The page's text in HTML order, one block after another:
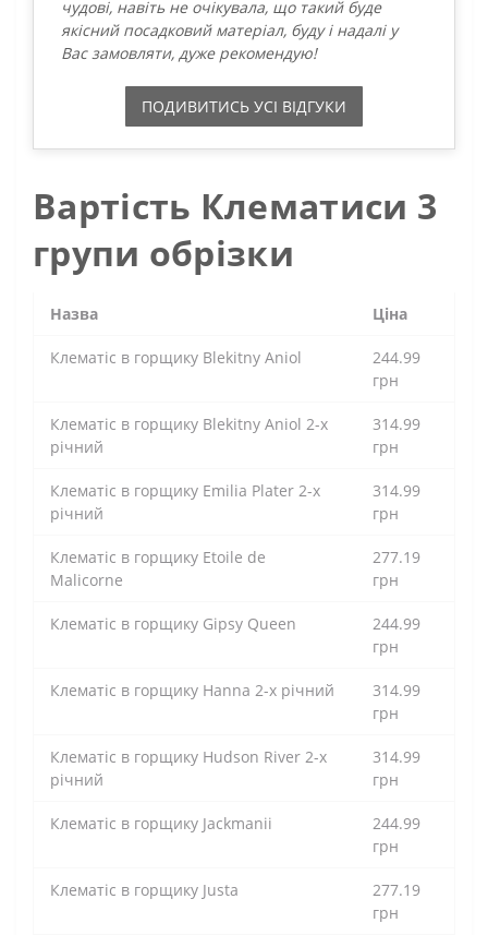
чудові, навіть не очікувала, що такий буде
якісний посадковий матеріал, буду і надалі у
Вас замовляти, дуже рекомендую!
ПОДИВИТИСЬ УСI ВIДГУКИ
Вартість Клематиси 3
групи обрізки
Назва Ціна
Клематіс в горщику Blekitny Aniol
244.99
грн
Клематіс в горщику Blekitny Aniol 2-х
річний
314.99
грн
Клематіс в горщику Emilia Plater 2-х
річний
314.99
грн
Клематіс в горщику Etoile de
Malicorne
277.19
грн
Клематіс в горщику Gipsy Queen
244.99
грн
Клематіс в горщику Hanna 2-х річний
314.99
грн
Клематіс в горщику Hudson River 2-х
річний
314.99
грн
Клематіс в горщику Jackmanii
244.99
грн
Клематіс в горщику Justa
277.19
грн